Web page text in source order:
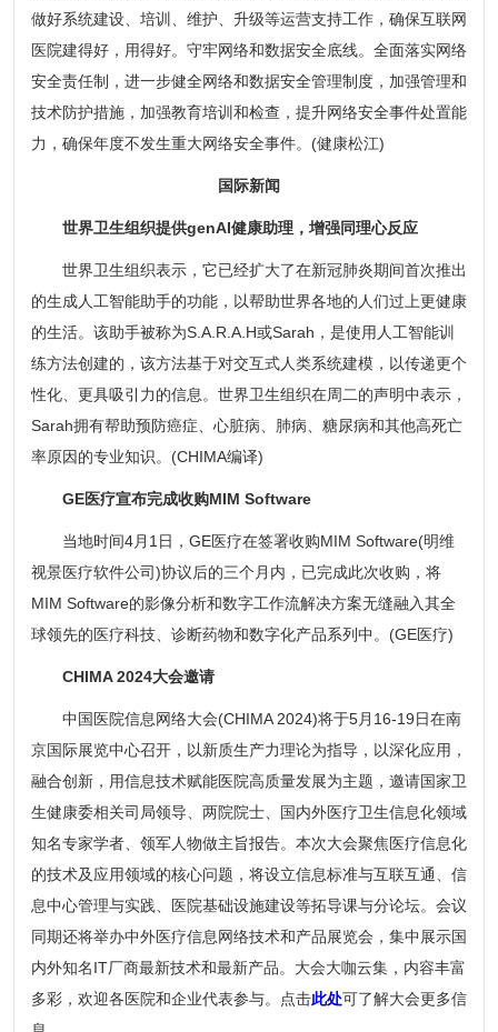
做好系统建设、培训、维护、升级等运营支持工作，确保互联网
医院建得好，用得好。守牢网络和数据安全底线。全面落实网络
安全责任制，进一步健全网络和数据安全管理制度，加强管理和
技术防护措施，加强教育培训和检查，提升网络安全事件处置能
力，确保年度不发生重大网络安全事件。(健康松江)
国际新闻
世界卫生组织提供genAI健康助理，增强同理心反应
世界卫生组织表示，它已经扩大了在新冠肺炎期间首次推出
的生成人工智能助手的功能，以帮助世界各地的人们过上更健康
的生活。该助手被称为S.A.R.A.H或Sarah，是使用人工智能训
练方法创建的，该方法基于对交互式人类系统建模，以传递更个
性化、更具吸引力的信息。世界卫生组织在周二的声明中表示，
Sarah拥有帮助预防癌症、心脏病、肺病、糖尿病和其他高死亡
率原因的专业知识。(CHIMA编译)
GE医疗宣布完成收购MIM Software
当地时间4月1日，GE医疗在签署收购MIM Software(明维
视景医疗软件公司)协议后的三个月内，已完成此次收购，将
MIM Software的影像分析和数字工作流解决方案无缝融入其全
球领先的医疗科技、诊断药物和数字化产品系列中。(GE医疗)
CHIMA 2024大会邀请
中国医院信息网络大会(CHIMA 2024)将于5月16-19日在南
京国际展览中心召开，以新质生产力理论为指导，以深化应用，
融合创新，用信息技术赋能医院高质量发展为主题，邀请国家卫
生健康委相关司局领导、两院院士、国内外医疗卫生信息化领域
知名专家学者、领军人物做主旨报告。本次大会聚焦医疗信息化
的技术及应用领域的核心问题，将设立信息标准与互联互通、信
息中心管理与实践、医院基础设施建设等拓导课与分论坛。会议
同期还将举办中外医疗信息网络技术和产品展览会，集中展示国
内外知名IT厂商最新技术和最新产品。大会大咖云集，内容丰富
多彩，欢迎各医院和企业代表参与。点击此处可了解大会更多信